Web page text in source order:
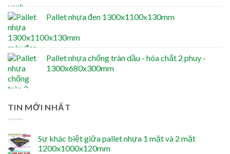
Pallet nhựa đen 1300x1100x130mm
Pallet nhựa chống tràn dầu - hóa chất 2 phuy -
1300x680x300mm
TIN MỚI NHẤT
Sự khác biệt giữa pallet nhựa 1 mặt và 2 mặt
1200x1000x120mm